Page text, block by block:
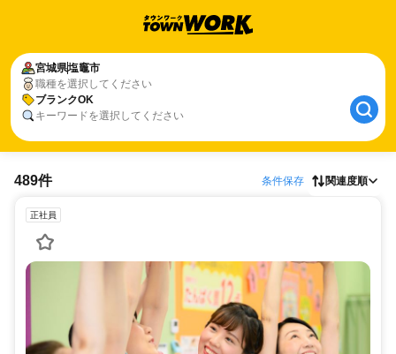
宮城県塩竈市
職種を選択してください
ブランクOK
キーワードを選択してください
489件 条件保存 関連度順
正社員